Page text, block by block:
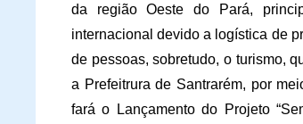
da região Oeste do Pará,
internacional devido a logística de
de pessoas, sobretudo, o turismo,
a Prefeitrura de Santrarém, por
fará o Lançamento do Projeto